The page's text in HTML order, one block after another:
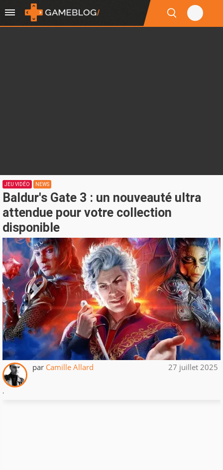
JEU VIDÉO NEWS
Baldur's Gate 3 : un nouveauté ultra
attendue pour votre collection
disponible
par Camille Allard 27 juillet 2025
.